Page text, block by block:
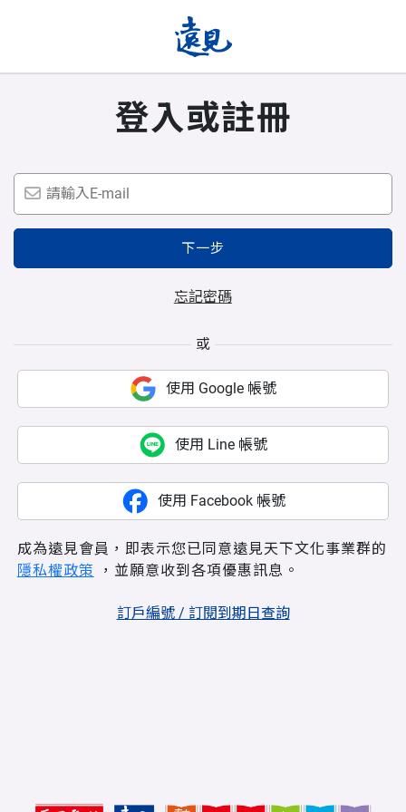
登入或註冊
下一步
忘記密碼
或
使用 Google 帳號
使用 Line 帳號
使用 Facebook 帳號
成為遠見會員，即表示您已同意遠見天下文化事業群的
隱私權政策 ，並願意收到各項優惠訊息。
訂戶編號 / 訂閱到期日查詢